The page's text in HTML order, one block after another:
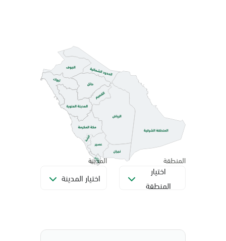
المنطقة
اختيار
المنطقة
المدينة
اختيار المدينة